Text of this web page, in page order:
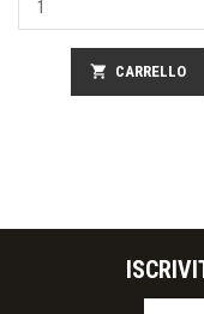
shopping_cart CARRELLO